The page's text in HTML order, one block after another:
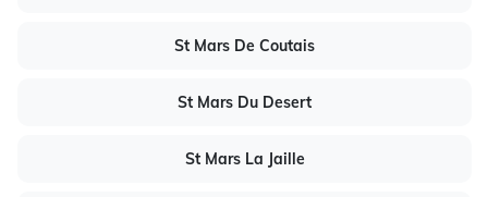
St Mars De Coutais
St Mars Du Desert
St Mars La Jaille